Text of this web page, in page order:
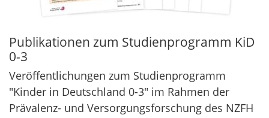
Publikationen zum Studienprogramm KiD
0-3
Veröffentlichungen zum Studienprogramm
"Kinder in Deutschland 0-3" im Rahmen der
Prävalenz- und Versorgungsforschung des NZFH